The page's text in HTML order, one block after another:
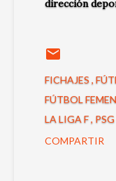
dirección
FICHAJES
FÚTBOL
LA LIGA F PSG
COMPARTIR